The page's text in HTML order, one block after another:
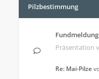
Pilzbestimmung
Präsentation
Re: Mai-Pilze